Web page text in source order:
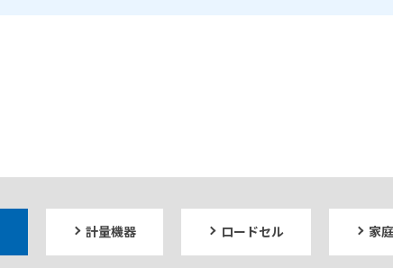
計量機器 ロードセル 家